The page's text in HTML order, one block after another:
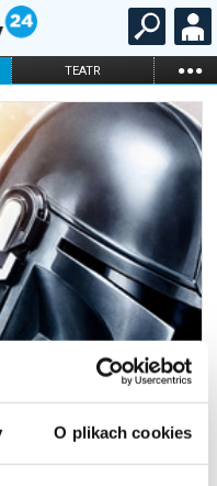
O plikach cookies
TEATR ...
STAND-UP